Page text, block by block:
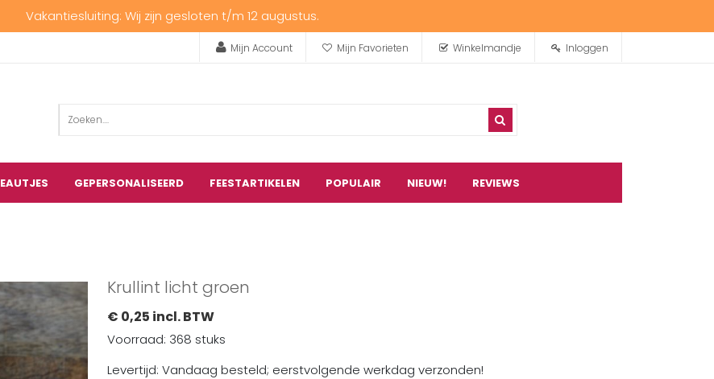
Vakantiesluiting: Wij zijn gesloten t/m 12 augustus.
Mijn Account Mijn Favorieten Winkelmandje Inloggen
GEPERSONALISEERD FEESTARTIKELEN POPULAIR NIEUW! REVIEWS
Krullint licht groen
€ 0,25 incl. BTW
Voorraad: 368 stuks
Levertijd: Vandaag besteld; eerstvolgende werkdag verzonden!